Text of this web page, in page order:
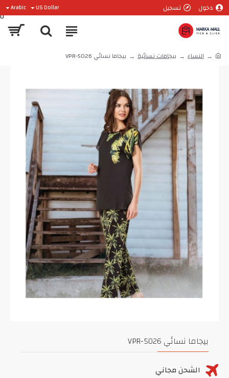
دخول تسجيل US Dollar
Arabic
0
النساء بيجامات نسائية بيجاما نسائي VPR-5026
بيجاما نسائي VPR-5026
الشحن مجاني